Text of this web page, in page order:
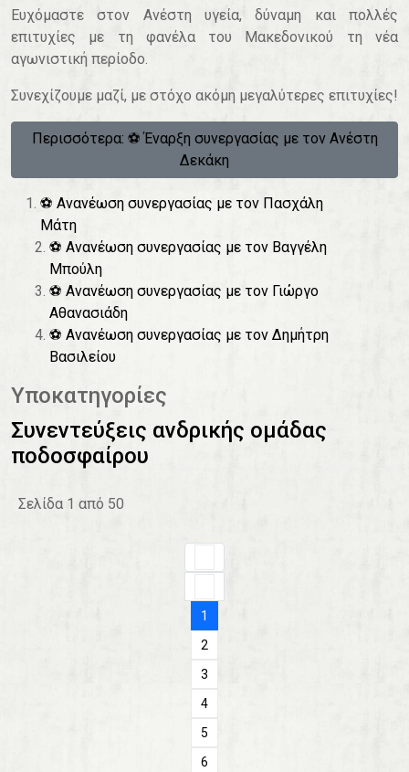
Ευχόμαστε στον Ανέστη υγεία, δύναμη και πολλές
επιτυχίες με τη φανέλα του Μακεδονικού τη νέα
αγωνιστική περίοδο.
Συνεχίζουμε μαζί, με στόχο ακόμη μεγαλύτερες επιτυχίες!
Περισσότερα: ⚽️ Έναρξη συνεργασίας με τον Ανέστη
Δεκάκη
⚽️ Ανανέωση συνεργασίας με τον Πασχάλη
Μάτη
⚽️ Ανανέωση συνεργασίας με τον Βαγγέλη
Μπούλη
⚽️ Ανανέωση συνεργασίας με τον Γιώργο
Αθανασιάδη
⚽️ Ανανέωση συνεργασίας με τον Δημήτρη
Βασιλείου
Υποκατηγορίες
Συνεντεύξεις ανδρικής ομάδας
ποδοσφαίρου
Σελίδα 1 από 50
1
2
3
4
5
6